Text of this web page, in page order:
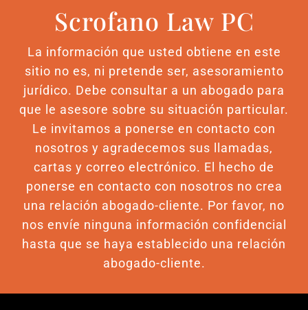
Scrofano Law PC
La información que usted obtiene en este
sitio no es, ni pretende ser, asesoramiento
jurídico. Debe consultar a un abogado para
que le asesore sobre su situación particular.
Le invitamos a ponerse en contacto con
nosotros y agradecemos sus llamadas,
cartas y correo electrónico. El hecho de
ponerse en contacto con nosotros no crea
una relación abogado-cliente. Por favor, no
nos envíe ninguna información confidencial
hasta que se haya establecido una relación
abogado-cliente.